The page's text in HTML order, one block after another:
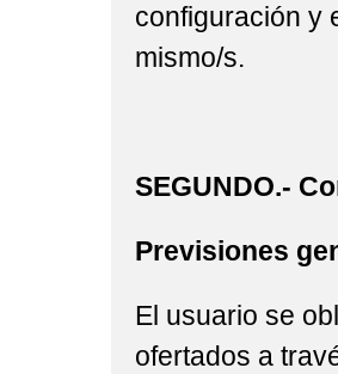
configuración y
mismo/s.
SEGUNDO.-
Previsiones
El usuario se
ofertados a